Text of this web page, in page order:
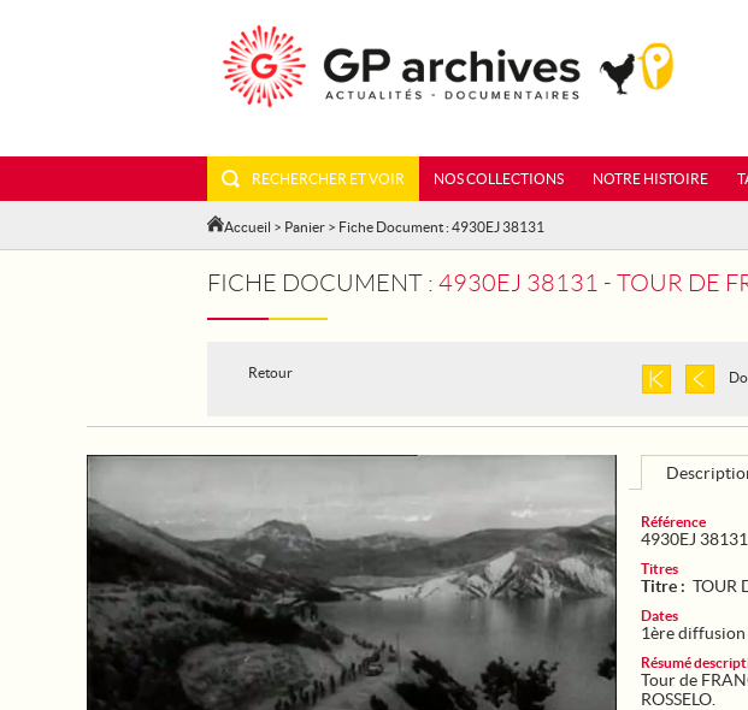
RECHERCHER ET VOIR NOS COLLECTIONS NOTRE HISTOIRE
Accueil > Panier > Fiche Document : 4930EJ 38131
FICHE DOCUMENT : 4930EJ 38131 - TOUR DE
Retour
Référence
4930EJ 38131
Titres
Titre : TOUR
Dates
1ère
Résumé
Tour de
ROSSELO.